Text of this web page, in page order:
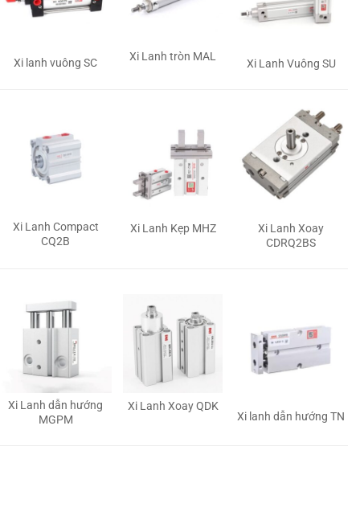
Xi lanh vuông SC Xi Lanh tròn MAL
Xi Lanh Vuông SU
Xi Lanh Compact
CQ2B
Xi Lanh Kẹp MHZ
Xi Lanh Xoay
CDRQ2BS
Xi Lanh dẫn hướng
MGPM
Xi Lanh Xoay QDK
Xi lanh dẫn hướng TN